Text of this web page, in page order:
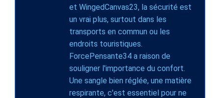
et WingedCanvas23, la sécurité est
un vrai plus, surtout dans les
transports en commun ou les
endroits touristiques.
ForcePensante34 a raison de
souligner l'importance du confort.
Une sangle bien réglée, une matière
respirante, c'est essentiel pour ne